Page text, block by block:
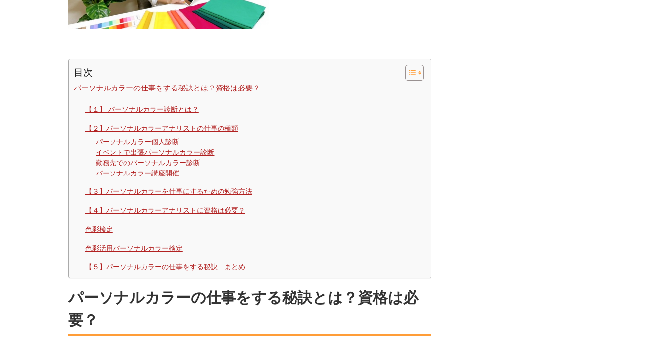
目次
パーソナルカラーの仕事をする秘訣とは？資格は必要？
【１】 パーソナルカラー診断とは？
【２】パーソナルカラーアナリストの仕事の種類
パーソナルカラー個人診断
イベントで出張パーソナルカラー診断
勤務先でのパーソナルカラー診断
パーソナルカラー講座開催
【３】パーソナルカラーを仕事にするための勉強方法
【４】パーソナルカラーアナリストに資格は必要？
色彩検定
色彩活用パーソナルカラー検定
【５】パーソナルカラーの仕事をする秘訣 まとめ
パーソナルカラーの仕事をする秘訣とは？資格は必
要？